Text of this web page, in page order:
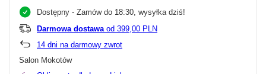
Dostępny - Zamów do 18:30, wysyłka dziś!
Darmowa dostawa od 399,00 PLN
14 dni na darmowy zwrot
Salon Mokotów